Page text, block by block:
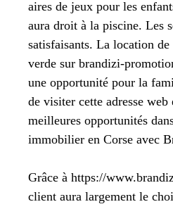
aires de jeux pour les
aura droit à la piscine. Les
satisfaisants. La location
verde sur brandizi-
une opportunité pour la
de visiter cette adresse
meilleures opportunités
immobilier en Corse avec
Grâce à https://
client aura largement le